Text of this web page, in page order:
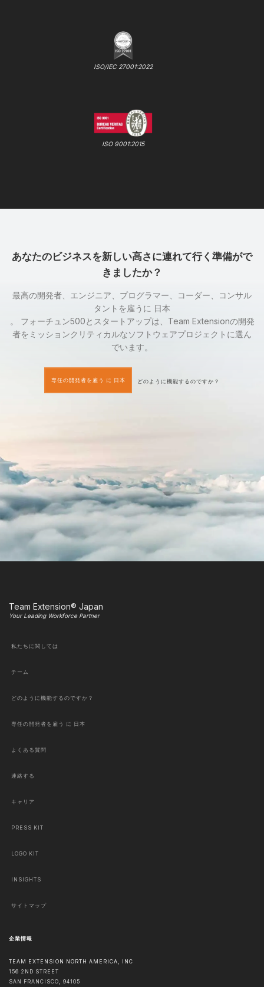
ISO/IEC 27001:2022
ISO 9001:2015
あなたのビジネスを新しい高さに連れて行く準備がで
きましたか？
最高の開発者、エンジニア、プログラマー、コーダー、コンサル
タントを雇うに 日本
。 フォーチュン500とスタートアップは、Team Extensionの開発
者をミッションクリティカルなソフトウェアプロジェクトに選ん
でいます。
専任の開発者を雇う に 日本 どのように機能するのですか？
Team Extension® Japan
Your Leading Workforce Partner
私たちに関しては
チーム
どのように機能するのですか？
専任の開発者を雇う に 日本
よくある質問
連絡する
キャリア
PRESS KIT
LOGO KIT
INSIGHTS
サイトマップ
企業情報
TEAM EXTENSION NORTH AMERICA, INC
156 2ND STREET
SAN FRANCISCO, 94105